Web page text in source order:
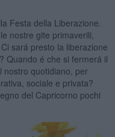
Festa della Liberazione.
nostre gite primaverili,
sará presto la liberazione
Quando é che si fermerá il
nostro quotidiano, per
sociale e privata?
del Capricorno pochi